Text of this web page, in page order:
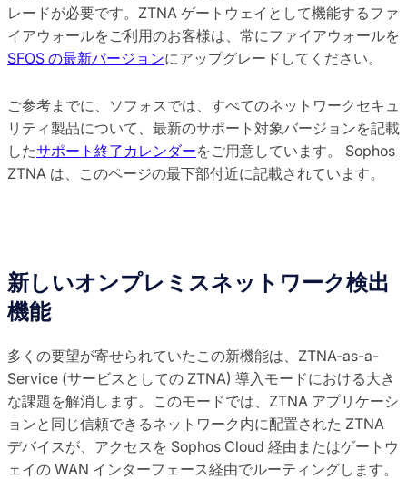
レードが必要です。ZTNA ゲートウェイとして機能するファ
イアウォールをご利用のお客様は、常にファイアウォールを
SFOS の最新バージョンにアップグレードしてください。
ご参考までに、ソフォスでは、すべてのネットワークセキュ
リティ製品について、最新のサポート対象バージョンを記載
したサポート終了カレンダーをご用意しています。 Sophos
ZTNA は、このページの最下部付近に記載されています。
新しいオンプレミスネットワーク検出
機能
多くの要望が寄せられていたこの新機能は、ZTNA-as-a-
Service (サービスとしての ZTNA) 導入モードにおける大き
な課題を解消します。このモードでは、ZTNA アプリケーシ
ョンと同じ信頼できるネットワーク内に配置された ZTNA
デバイスが、アクセスを Sophos Cloud 経由またはゲートウ
ェイの WAN インターフェース経由でルーティングします。